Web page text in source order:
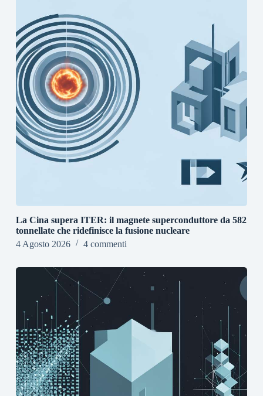
La Cina supera ITER: il magnete superconduttore da 582
tonnellate che ridefinisce la fusione nucleare
4 Agosto 2026
4 commenti